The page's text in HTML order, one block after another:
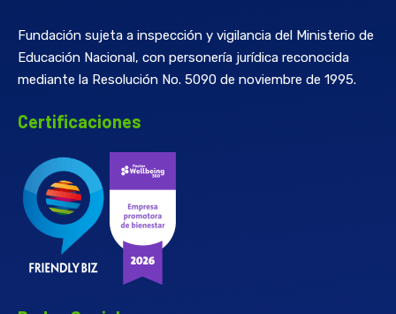
Fundación sujeta a inspección y vigilancia del Ministerio de
Educación Nacional, con personería jurídica reconocida
mediante la Resolución No. 5090 de noviembre de 1995.
Certificaciones